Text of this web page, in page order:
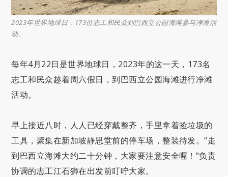
2023年世界地球日，173位志工和民众到巴西立公园海滩参与净滩活
动。
每年4月22日是世界地球日，2023年的这一天，173名
志工和民众趁着周六假日，到巴西立公园海滩进行净滩
活动。
早上接近八时，人人已经穿戴整齐，手里拿着捡垃圾的
工具，聚集在新加坡静思堂前的停车场，整装待发。“走
到巴西立海滩大约二十分钟，大家要注意安全喔！”负责
协调的志工江石狮在出发前叮咛大家。